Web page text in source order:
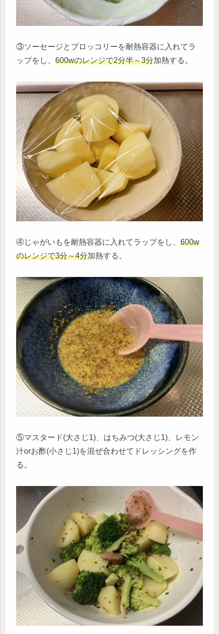
③ソーセージとブロッコリーを耐熱容器に入れてラ
ップをし、 600wのレンジで2分半～3分加熱する。
④じゃがいもを耐熱容器に入れてラップをし、 600w
のレンジで3分～4分加熱する。
⑤マスタード(大さじ1)、はちみつ(大さじ1)、レモン
汁orお酢(小さじ1)を混ぜ合わせてドレッシングを作
る。